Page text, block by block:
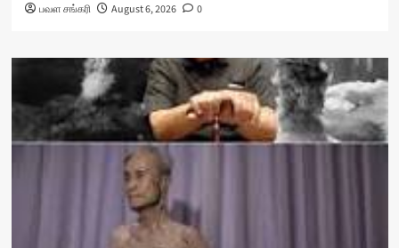
பவள சங்கரி August 6, 2026 0